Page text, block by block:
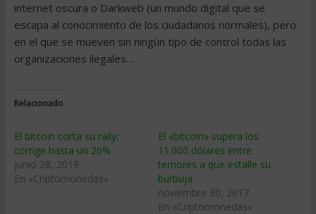
internet oscura o Darkweb (un mundo digital que se
escapa al conocimiento de los ciudadanos normales), pero
en el que se mueven sin ningún tipo de control todas las
organizaciones ilegales…
Relacionado
El bitcoin corta su rally:
corrige hasta un 20%
junio 28, 2019
En «Criptomonedas»
El «bitcoin» supera los
11.000 dólares entre
temores a que estalle su
burbuja
noviembre 30, 2017
En «Criptomonedas»